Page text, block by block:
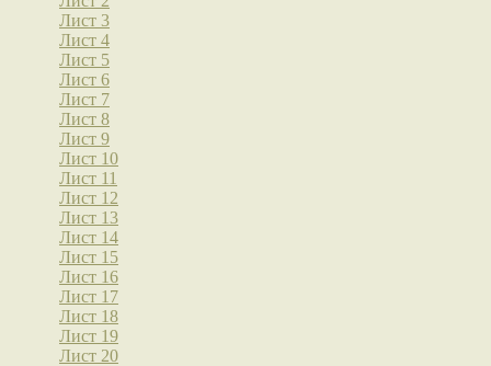
Лист 3
Лист 4
Лист 5
Лист 6
Лист 7
Лист 8
Лист 9
Лист 10
Лист 11
Лист 12
Лист 13
Лист 14
Лист 15
Лист 16
Лист 17
Лист 18
Лист 19
Лист 20